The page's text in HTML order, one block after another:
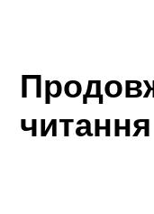
читання